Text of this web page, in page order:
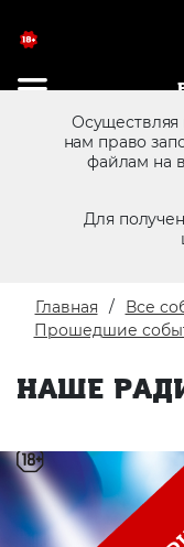
Осуществляя
нам право
файлам на
Для
8 (4872) 250
Главная Все
Прошедшие
НАШЕ